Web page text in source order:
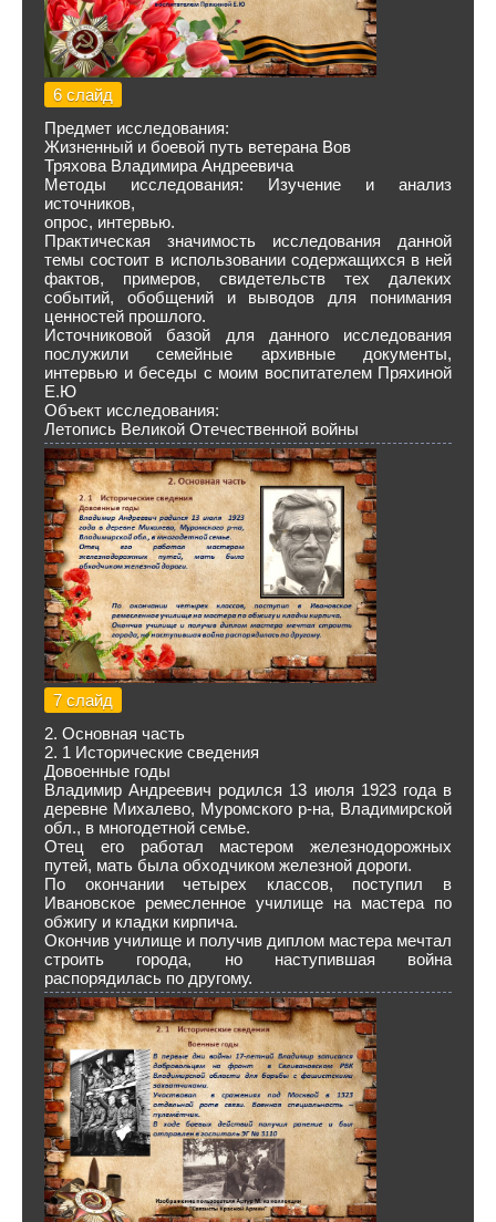
6 слайд
Предмет исследования:
Жизненный и боевой путь ветерана Вов
Тряхова Владимира Андреевича
Методы исследования: Изучение и анализ
источников,
опрос, интервью.
Практическая значимость исследования данной
темы состоит в использовании содержащихся в ней
фактов, примеров, свидетельств тех далеких
событий, обобщений и выводов для понимания
ценностей прошлого.
Источниковой базой для данного исследования
послужили семейные архивные документы,
интервью и беседы с моим воспитателем Пряхиной
Е.Ю
Объект исследования:
Летопись Великой Отечественной войны
7 слайд
2. Основная часть
2. 1 Исторические сведения
Довоенные годы
Владимир Андреевич родился 13 июля 1923 года в
деревне Михалево, Муромского р-на, Владимирской
обл., в многодетной семье.
Отец его работал мастером железнодорожных
путей, мать была обходчиком железной дороги.
По окончании четырех классов, поступил в
Ивановское ремесленное училище на мастера по
обжигу и кладки кирпича.
Окончив училище и получив диплом мастера мечтал
строить города, но наступившая война
распорядилась по другому.